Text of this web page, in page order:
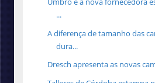
...
A diferença de tamanho das
dura...
Dresch apresenta as novas